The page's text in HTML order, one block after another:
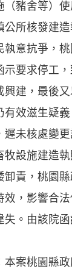
（豬舍等）
公所核發建
執意抗爭，
示要求停工
興建，最後
有效滋生疑
遲未核處變
牧設施建造
卸責，桃園
效，影響合
失。由該院
本案桃園縣